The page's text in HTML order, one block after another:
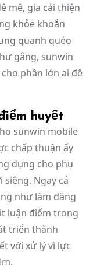
mê, gia cải thiện
khỏe khoắn
quanh quéo
gắng, sunwin
phần lớn ai đê
huyết
sunwin mobile
chấp thuận ấy
dụng cho phụ
Ngay cả
như làm đăng
luận điểm trong
triển thành
với xử lý vì lực